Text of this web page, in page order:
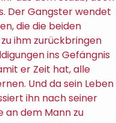
Der Gangster wendet
die die beiden
ihm zurückbringen
ins Gefängnis
er Zeit hat, alle
Und da sein Leben
ihn nach seiner
an dem Mann zu